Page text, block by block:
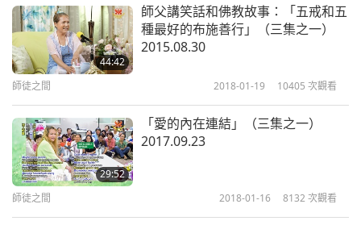
承受的一切。這些苦難並非徒然無用。這些苦難以某
種方式造福世界，連主摩訶毗羅都不知道，世人也渾
然不覺，不為此而感激。
我對待你們一視同仁，但對有些人會更平等。抱歉，
他們一直很努力工作，能看我時就應該看。也許要稍
微充電一下，才能繼續工作。至少他們犧牲很多。
是指他們不認為是犧牲，你們認為是嗎？你們敢？是
44:42
師父講笑話和佛教故事：「五戒和五
種最好的布施善行」（三集之一）
2015.08.30
師徒之間 2018-01-19 10405 次觀看
29:52
「愛的內在連結」（三集之一）
2017.09.23
師徒之間 2018-01-16 8132 次觀看